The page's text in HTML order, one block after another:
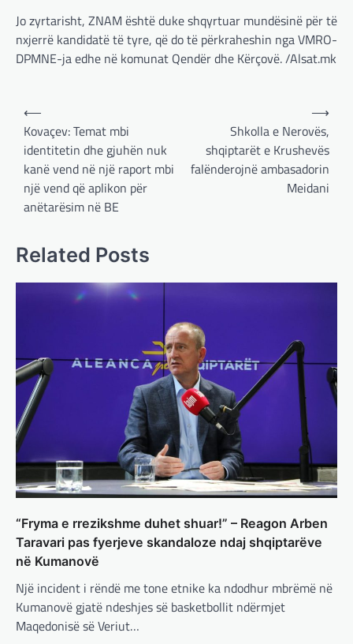
Jo zyrtarisht, ZNAM është duke shqyrtuar mundësinë për të
nxjerrë kandidatë të tyre, që do të përkraheshin nga VMRO-
DPMNE-ja edhe në komunat Qendër dhe Kërçovë. /Alsat.mk
Post
navigation
⟵
Kovaçev: Temat mbi
identitetin dhe gjuhën nuk
kanë vend në një raport mbi
një vend që aplikon për
anëtarësim në BE
Shkolla e Nerovës,
shqiptarët e Krushevës
falënderojnë ambasadorin
Meidani
⟶
Related Posts
“Fryma e rrezikshme duhet shuar!” – Reagon Arben
Taravari pas fyerjeve skandaloze ndaj shqiptarëve
në Kumanovë
Një incident i rëndë me tone etnike ka ndodhur mbrëmë në
Kumanovë gjatë ndeshjes së basketbollit ndërmjet
Maqedonisë së Veriut…
BOTA,LAJME OPINIONE,
RAJONI
adminadmin
Gjermania ndodhet aktualisht në kulmin e
përpjekjeve për krijimin e qeverisë dhe koha
,LAJME,MISTER SPECIALE
Çka ndodhë tash pas
ndërprerjes së ndihmës
ushtarake për Ukrainën nga
Trump
adminadmin March 4, 2025
Pas takimit të liderëve evropianë në Londër,
francezët dhe britanikët kanë hartuar një
plan paqeje për luftën në Ukrainë, të…
BOTA, KRONIKË E ZEZË,LAJME,
MË TË FUNDIT,MISTER, RAJONI,SPECIALE,
Trump ndërpreu ndihmën
ushtarake, kryeministri i
Ukrainës: Të vendosur për
vazhdimin e bashkëpunimit me